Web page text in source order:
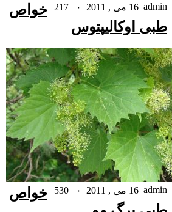
admin 16 می , 2011 ۰ 217
خواص
طبی اوکالیپتوس
admin 16 می , 2011 ۰ 530
خواص